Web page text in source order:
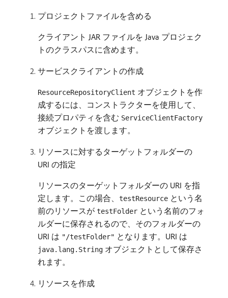
プロジェクトファイルを含める
クライアント JAR ファイルを Java プロジェク
トのクラスパスに含めます。
サービスクライアントの作成
ResourceRepositoryClient オブジェクトを作
成するには、コンストラクターを使用して、
接続プロパティを含む ServiceClientFactory
オブジェクトを渡します。
リソースに対するターゲットフォルダーの
URI の指定
リソースのターゲットフォルダーの URI を指
定します。この場合、
testResource という名
前のリソースが testFolder という名前のフォ
ルダーに保存されるので、そのフォルダーの
URI は "/testFolder" となります。URI は
java.lang.String オブジェクトとして保存さ
れます。
リソースを作成